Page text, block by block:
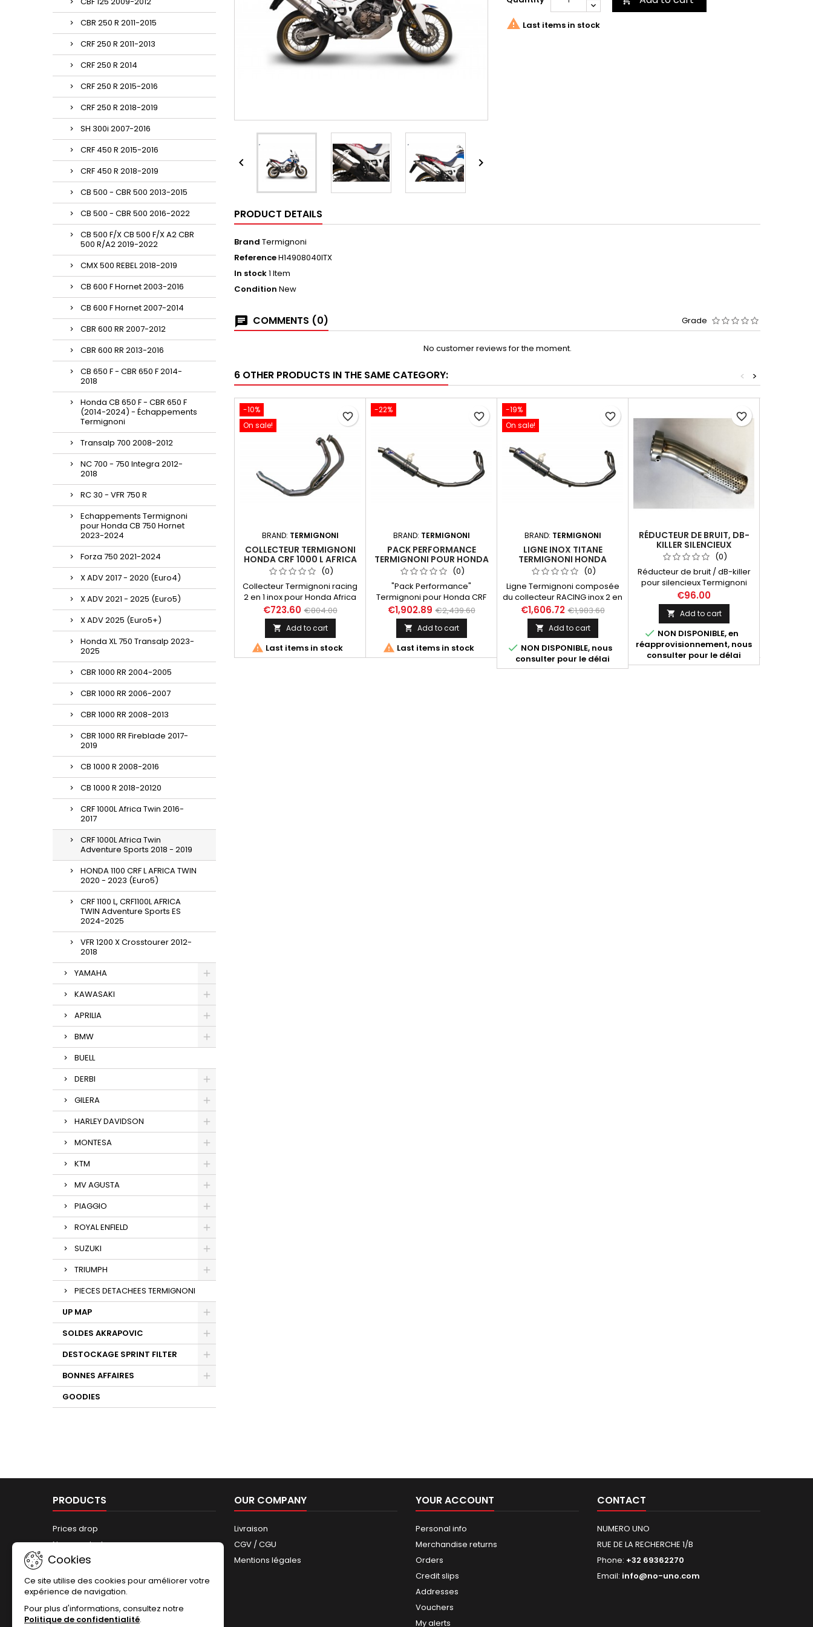
CBR 250 R 2011-2015
CRF 250 R 2011-2013
CRF 250 R 2014
CRF 250 R 2015-2016
CRF 250 R 2018-2019
SH 300i 2007-2016
CRF 450 R 2015-2016
CRF 450 R 2018-2019
CB 500 - CBR 500 2013-2015
CB 500 - CBR 500 2016-2022
CB 500 F/X CB 500 F/X A2 CBR
500 R/A2 2019-2022
CMX 500 REBEL 2018-2019
CB 600 F Hornet 2003-2016
CB 600 F Hornet 2007-2014
CBR 600 RR 2007-2012
CBR 600 RR 2013-2016
CB 650 F - CBR 650 F 2014-
2018
Honda CB 650 F - CBR 650 F
(2014-2024) - Échappements
Termignoni
Transalp 700 2008-2012
NC 700 - 750 Integra 2012-
2018
RC 30 - VFR 750 R
Echappements Termignoni
pour Honda CB 750 Hornet
2023-2024
Forza 750 2021-2024
X ADV 2017 - 2020 (Euro4)
X ADV 2021 - 2025 (Euro5)
X ADV 2025 (Euro5+)
Honda XL 750 Transalp 2023-
2025
CBR 1000 RR 2004-2005
CBR 1000 RR 2006-2007
CBR 1000 RR 2008-2013
CBR 1000 RR Fireblade 2017-
2019
CB 1000 R 2008-2016
CB 1000 R 2018-20120
CRF 1000L Africa Twin 2016-
2017
CRF 1000L Africa Twin
Adventure Sports 2018 - 2019
HONDA 1100 CRF L AFRICA TWIN
2020 - 2023 (Euro5)
CRF 1100 L, CRF1100L AFRICA
TWIN Adventure Sports ES
2024-2025
VFR 1200 X Crosstourer 2012-
2018
YAMAHA
KAWASAKI
APRILIA
BMW
BUELL
DERBI
GILERA
HARLEY DAVIDSON
MONTESA
KTM
MV AGUSTA
PIAGGIO
ROYAL ENFIELD
SUZUKI
TRIUMPH
PIECES DETACHEES TERMIGNONI
UP MAP
SOLDES AKRAPOVIC
DESTOCKAGE SPRINT FILTER
BONNES AFFAIRES
GOODIES
 
 Last items in stock
PRODUCT DETAILS
Brand Termignoni
ReferenceH14908040ITX
In stock1 Item
Condition New
COMMENTS (0) Grade
No customer reviews for the moment.
6 OTHER PRODUCTS IN THE SAME CATEGORY: >
<
-10%
On sale!
BRAND: TERMIGNONI
COLLECTEUR TERMIGNONI
HONDA CRF 1000 L AFRICA
TWIN 2016-2019
(0)
Collecteur Termignoni racing
2 en 1 inox pour Honda Africa
Twin CRF 1000 L année 2016 à
2019. Peut être compatible
avec le silencieux Termignoni
H137 ou H149 et tout silencieux
compatible avec le collecteur
€723.60 €804.00
 Add to cart
 Last items in stock
favorite_border
-22%
BRAND: TERMIGNONI
PACK PERFORMANCE
TERMIGNONI POUR HONDA
AFRICA TWIN CRF 1000 L
2016-2019
(0)
"Pack Performance"
Termignoni pour Honda CRF
1000 L AFRICA TWIN 2016 - 2018
comprenant ligne complète
Termignoni (silencieux +
collecteur) et kit Upmap.
Ensemble incluant les produits
€1,902.89 €2,439.60
 Add to cart
 Last items in stock
favorite_border
-19%
On sale!
BRAND: TERMIGNONI
LIGNE INOX TITANE
TERMIGNONI HONDA
AFRICA TWIN CRF 1000 L ET
ADVENTURE 2018-2019
(0)
Ligne Termignoni composée
du collecteur RACING inox 2 en
1, référence H13709410IXX et du
silencieux Termignoni
homologué pour les modèles
2018-2019 référence
H14908040ITX.
€1,606.72 €1,983.60
 Add to cart
 NON DISPONIBLE, nous
consulter pour le délai
favorite_border
RÉDUCTEUR DE BRUIT, DB-
KILLER SILENCIEUX
TERMIGNONI H137080TV
HONDA CRF 1000 L AFRICA
TWIN
(0)
Réducteur de bruit / dB-killer
pour silencieux Termignoni
H137080TV Honda CRF 1000 L
Africa Twin
€96.00
 Add to cart
 NON DISPONIBLE, en
réapprovisionnement, nous
consulter pour le délai
favorite_border
PRODUCTS
Prices drop
New products
Best sales
Sitemap
OUR COMPANY
Livraison
CGV / CGU
Mentions légales
YOUR ACCOUNT
Personal info
Merchandise returns
Orders
Credit slips
Addresses
Vouchers
My alerts
CONTACT
NUMERO UNO
RUE DE LA RECHERCHE 1/B
Phone: +32 69362270
Email: info@no-uno.com
Cookies
Ce site utilise des cookies pour améliorer votre
expérience de navigation.
Pour plus d'informations, consultez notre
Politique de confidentialité.